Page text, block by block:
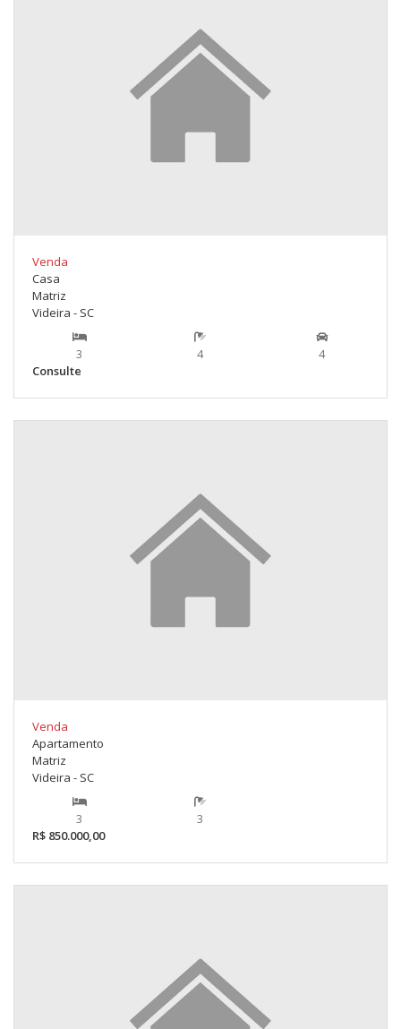
Venda
Casa
Matriz
Videira - SC
3 4
4
Consulte
Venda
Apartamento
Matriz
Videira - SC
3
3
R$ 850.000,00